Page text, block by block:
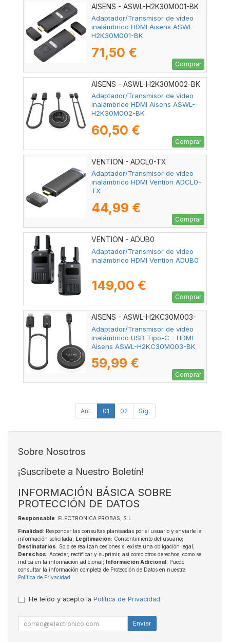
AISENS - ASWL-H2K30M001-BK
Adaptador/Transmisor de vídeo
inalámbrico HDMI Aisens ASWL-
H2K30M001-BK
71,50 €
Comprar
AISENS - ASWL-H2K30M002-BK
Adaptador/Transmisor de vídeo
inalámbrico HDMI Aisens ASWL-
H2K30M002-BK
60,50 €
Comprar
VENTION - ADCL0-TX
Adaptador/Transmisor de vídeo
inalámbrico HDMI Vention ADCL0-
TX
44,99 €
Comprar
VENTION - ADUB0
Adaptador/Transmisor de vídeo
inalámbrico HDMI Vention ADUB0
149,00 €
Comprar
AISENS - ASWL-H2KC30M003-
BK
Adaptador/Transmisor de vídeo
inalámbrico USB Tipo-C - HDMI
Aisens ASWL-H2KC30M003-BK
59,99 €
Comprar
Ant. 01 02 Sig.
Sobre Nosotros
¡Suscríbete a Nuestro Boletín!
INFORMACIÓN BÁSICA SOBRE
PROTECCIÓN DE DATOS
Responsable: ELECTRONICA PROBAS, S.L.
Finalidad : Responder las consultas planteadas por el usuario y enviarle la
información solicitada; Legitimación: Consentimiento del usuario;
Destinatarios: Solo se realizan cesiones si existe una obligación legal;
Derechos: Acceder, rectificar y suprimir, así como otros derechos, como se
indica en la información adicional;
Información Adicional : Puede
consultar la información completa de Protección de Datos en nuestra
Política de Privacidad .
He leído y acepto la Política de Privacidad.
Enviar